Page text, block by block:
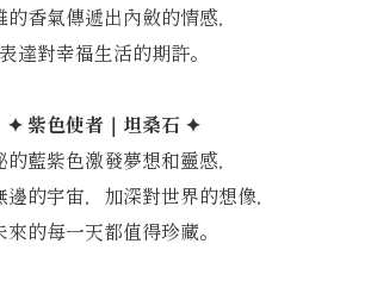
的香氣傳遞出內斂的情感，
表達對幸福生活的期許。
✦ 紫色使者｜坦桑石 ✦
的藍紫色激發夢想和靈感，
的宇宙，加深對世界的想像，
來的每一天都值得珍藏。